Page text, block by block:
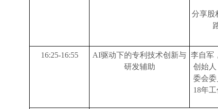
分享股
16:25-16:55
AI驱动下的专利技术创新与
研发辅助
李自军
创始
委会
18年